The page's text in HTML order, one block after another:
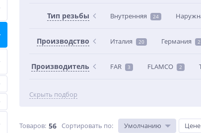
Тип резьбы Внутренняя 24
Производство Италия 20 Германия
Производитель FAR 3 FLAMCO 2
Скрыть подбор
Товаров: 56 Сортировать по: Умолчанию Цене